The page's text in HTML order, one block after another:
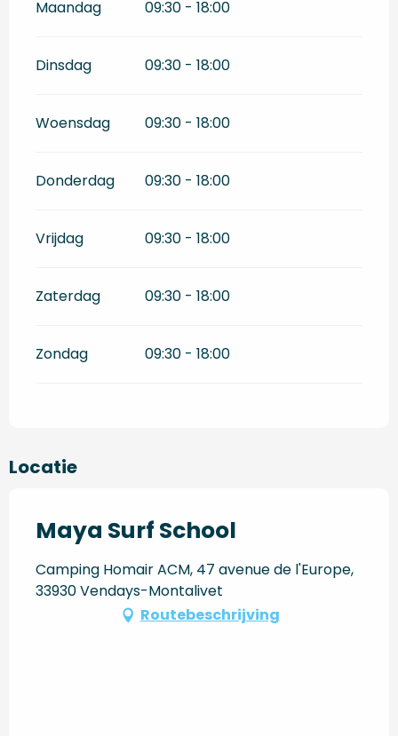
Maandag 09:30 - 18:00
Dinsdag 09:30 - 18:00
Woensdag 09:30 - 18:00
Donderdag 09:30 - 18:00
Vrijdag 09:30 - 18:00
Zaterdag 09:30 - 18:00
Zondag 09:30 - 18:00
Locatie
Maya Surf School
Camping Homair ACM, 47 avenue de l'Europe,
33930 Vendays-Montalivet
Routebeschrijving